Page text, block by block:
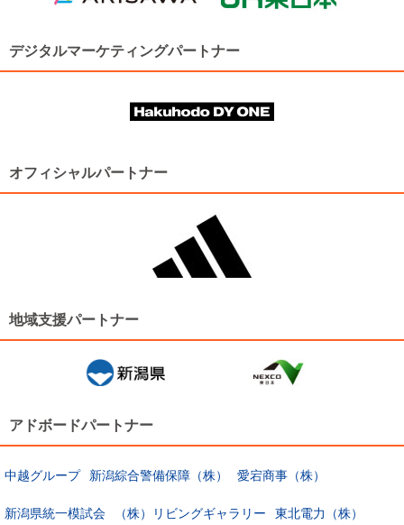
デジタルマーケティングパートナー
オフィシャルパートナー
地域支援パートナー
アドボードパートナー
中越グループ 新潟綜合警備保障（株） 愛宕商事（株）
新潟県統一模試会 （株）リビングギャラリー 東北電力（株）